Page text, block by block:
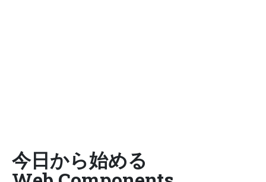
今日から始める